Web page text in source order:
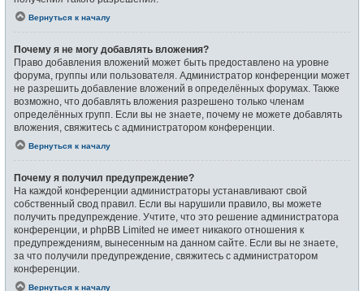
Вернуться к началу
Почему я не могу добавлять вложения?
Право добавления вложений может быть предоставлено на уровне
форума, группы или пользователя. Администратор конференции может
не разрешить добавление вложений в определённых форумах. Также
возможно, что добавлять вложения разрешено только членам
определённых групп. Если вы не знаете, почему не можете добавлять
вложения, свяжитесь с администратором конференции.
Вернуться к началу
Почему я получил предупреждение?
На каждой конференции администраторы устанавливают свой
собственный свод правил. Если вы нарушили правило, вы можете
получить предупреждение. Учтите, что это решение администратора
конференции, и phpBB Limited не имеет никакого отношения к
предупреждениям, вынесенным на данном сайте. Если вы не знаете,
за что получили предупреждение, свяжитесь с администратором
конференции.
Вернуться к началу